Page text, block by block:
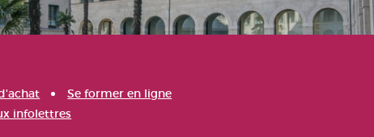
Se former en ligne
infolettres